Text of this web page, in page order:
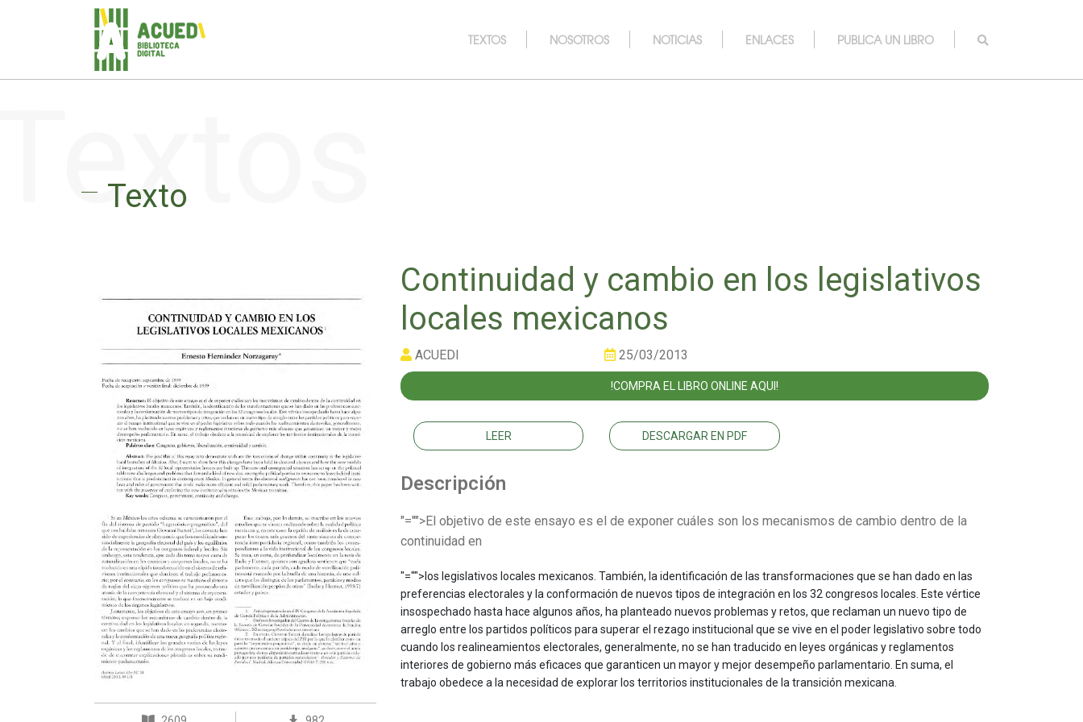
TEXTOS NOSOTROS NOTICIAS ENLACES PUBLICA UN LIBRO
Texto
Continuidad y cambio en los legislativos
locales mexicanos
ACUEDI 25/03/2013
!COMPRA EL LIBRO ONLINE AQUI!
LEER DESCARGAR EN PDF
Descripción
"="">El objetivo de este ensayo es el de exponer cuáles son los mecanismos de cambio dentro de la
continuidad en
"="">los legislativos locales mexicanos. También, la identificación de las transformaciones que se han dado en las
preferencias electorales y la conformación de nuevos tipos de integración en los 32 congresos locales. Este vértice
insospechado hasta hace algunos años, ha planteado nuevos problemas y retos, que reclaman un nuevo tipo de
arreglo entre los partidos políticos para superar el rezago institucional que se vive en el poder legislativo sobre todo
cuando los realineamientos electorales, generalmente, no se han traducido en leyes orgánicas y reglamentos
interiores de gobierno más eficaces que garanticen un mayor y mejor desempeño parlamentario. En suma, el
trabajo obedece a la necesidad de explorar los territorios institucionales de la transición mexicana.